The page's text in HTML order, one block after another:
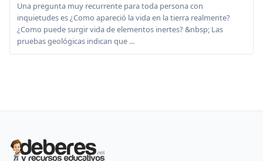
Una pregunta muy recurrente para toda persona con
inquietudes es ¿Como apareció la vida en la tierra realmente?
¿Como puede surgir vida de elementos inertes? &nbsp; Las
pruebas geológicas indican que ...